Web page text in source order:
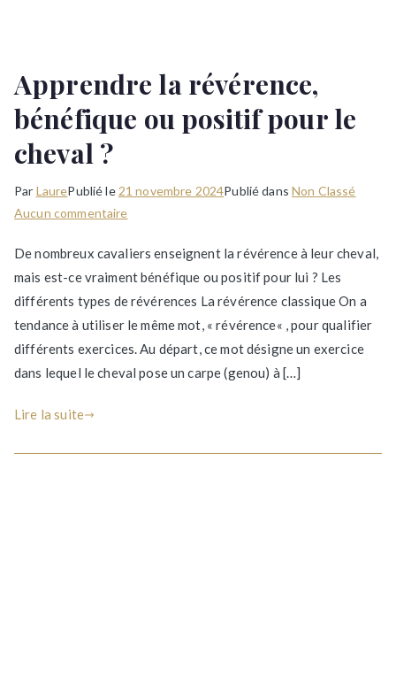
Apprendre la révérence,
bénéfique ou positif pour le
cheval ?
Par LaurePublié le21 novembre 2024Publié dansNon Classé
Aucun commentairesur
la
révérence,
bénéfique
ou
positif
pour
De nombreux cavaliers enseignent la révérence à leur cheval,
mais est-ce vraiment bénéfique ou positif pour lui ? Les
différents types de révérences La révérence classique On a
tendance à utiliser le même mot, « révérence« , pour qualifier
différents exercices. Au départ, ce mot désigne un exercice
dans lequel le cheval pose un carpe (genou) à […]
Lire la suite